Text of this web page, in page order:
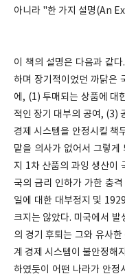
아니라 "한 가지 설명(An
이 책의 설명은 다음과 같
하며 장기적이었던 까닭은
에, (1) 투매되는 상품에 대
적인 장기 대부의 공여, (3)
경제 시스템을 안정시킬 책
맡을 의사가 없어서 그렇게
지 1차 산품의 과잉 생산이
국의 금리 인하가 가한 충
일에 대한 대부정지 및
크지는 않았다. 미국에서
의 경기 후퇴는 그와 유사
계 경제 시스템이 불안정해
하였듯이 어떤 나라가 안정